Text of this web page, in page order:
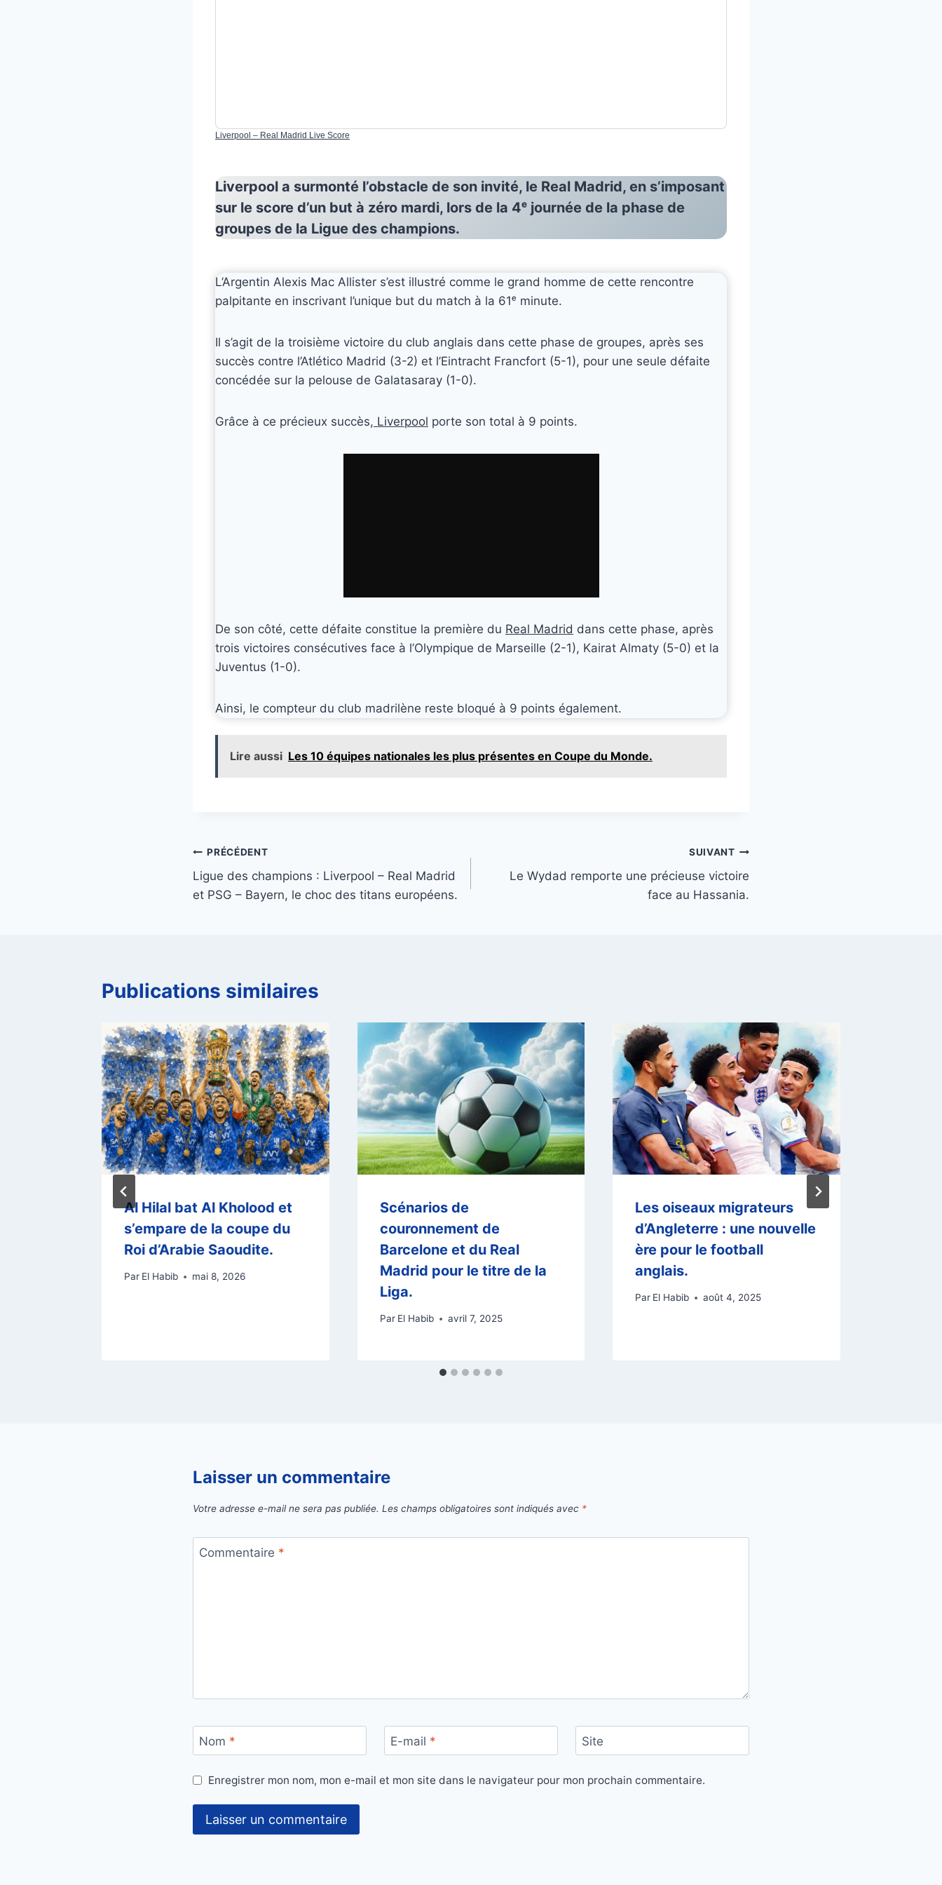
Liverpool – Real Madrid Live Score
Liverpool a surmonté l’obstacle de son invité, le Real Madrid, en s’imposant
sur le score d’un but à zéro mardi, lors de la 4ᵉ journée de la phase de
groupes de la Ligue des champions.
L’Argentin Alexis Mac Allister s’est illustré comme le grand homme de cette rencontre
palpitante en inscrivant l’unique but du match à la 61ᵉ minute.
Il s’agit de la troisième victoire du club anglais dans cette phase de groupes, après ses
succès contre l’Atlético Madrid (3-2) et l’Eintracht Francfort (5-1), pour une seule défaite
concédée sur la pelouse de Galatasaray (1-0).
Grâce à ce précieux succès, Liverpool porte son total à 9 points.
De son côté, cette défaite constitue la première du Real Madrid dans cette phase, après
trois victoires consécutives face à l’Olympique de Marseille (2-1), Kairat Almaty (5-0) et la
Juventus (1-0).
Ainsi, le compteur du club madrilène reste bloqué à 9 points également.
Lire aussi Les 10 équipes nationales les plus présentes en Coupe du Monde.
Navigation
de
PRÉCÉDENT
Ligue des champions : Liverpool – Real Madrid
et PSG – Bayern, le choc des titans européens.
SUIVANT
Le Wydad remporte une précieuse victoire
face au Hassania.
Publications similaires
Al Hilal bat Al Kholood et
s’empare de la coupe du
Roi d’Arabie Saoudite.
Par El Habib mai 8, 2026
Scénarios de
couronnement de
Barcelone et du Real
Madrid pour le titre de la
Liga.
Par El Habib avril 7, 2025
Les oiseaux migrateurs
d’Angleterre : une nouvelle
ère pour le football
anglais.
Par El Habib août 4, 2025
Laisser un commentaire
Votre adresse e-mail ne sera pas publiée. Les champs obligatoires sont indiqués avec *
Commentaire *
Nom * E-mail * Site
Enregistrer mon nom, mon e-mail et mon site dans le navigateur pour mon prochain commentaire.